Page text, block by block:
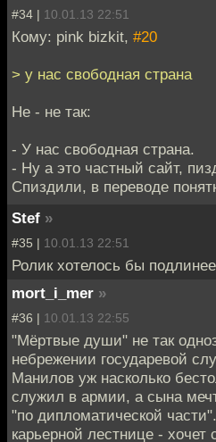
#34 | 10.01.13 22:51
Кому: pink bizkit, #20
> у нас свободная страна
Не - не так:
- У нас свободная страна.
- Ну а это частный сайт,
Спиздили, в переводе
Stef »
#35 | 10.01.13 22:51
Ролик хотелось бы
mort_i_mer »
#36 | 10.01.13 22:55
"Мёртвые души" не так
небрежении государевой
Манилов уж насколько
служил в армии, а сына
"по дипломатической
карьерной лестнице - хочет